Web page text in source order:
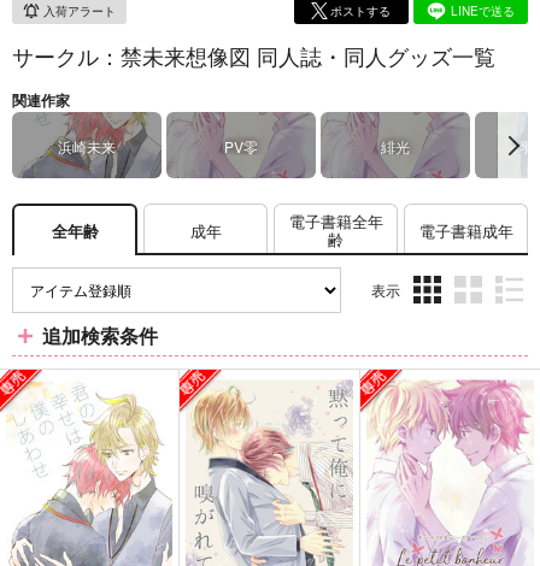
入荷アラート ポストする LINEで送る
サークル：禁未来想像図 同人誌・同人グッズ一覧
関連作家
浜崎未来 PV零 緋光 羽
全年齢 成年 電子書籍全年
齢 電子書籍成年
表示
ム
表
示
ム
表
示
ム
表
示
追加検索条件